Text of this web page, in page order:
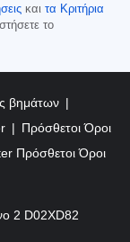
και τα Κριτήρια
το
βημάτων
Πρόσθετοι Όροι
Πρόσθετοι Όροι
2 D02XD82